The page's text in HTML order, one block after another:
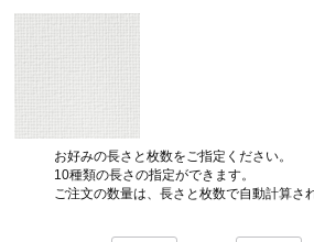
お好みの長さと枚数をご指定ください。
10種類の長さの指定ができます。
ご注文の数量は、長さと枚数で自動計算さ